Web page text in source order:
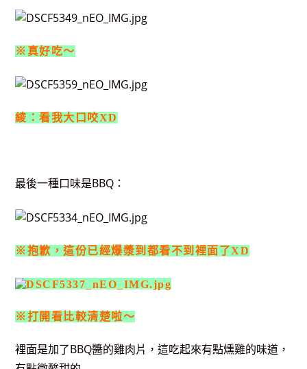
※真好吃～
綾：看我大口咬XD
最後一種口味是BBQ：
※抱歉，這份已經爆漿到都看不到裡面了XD
※打開看比較清楚啦～
裡面是加了BBQ醬的雞肉片，這吃起來有點燻雞的味道，